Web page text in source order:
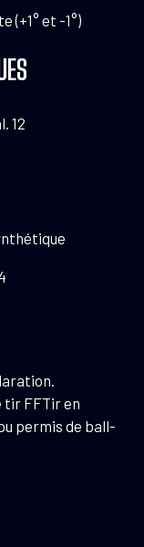
(+1° et -1°)
12
tir FFTir en
permis de ball-